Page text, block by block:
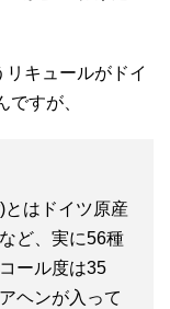
キュールがドイ
すが、
とはドイツ原産
ど、実に56種
ール度は35
ヘンが入って